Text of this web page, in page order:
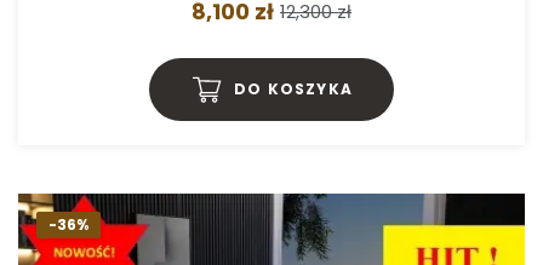
8,100 zł 12,300 zł
DO KOSZYKA
-36%